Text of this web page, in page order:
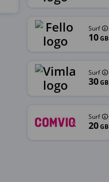
Surf
10GB
Surf
30GB
Surf
20GB